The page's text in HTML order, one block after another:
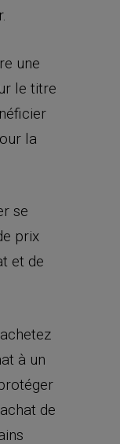
une
le titre
la
se
prix
et de
à un
de